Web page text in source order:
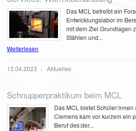
Das MCL betreibt ein
Entwicklungslabor im
mit dem Ziel Grundlagen
Stählen und...
Weiterlesen
13.04.2023 Aktuelles
Schnupperpraktikum beim MCL
Das MCL bietet
Clemens kam vor kurzem ein
Beruf des:der...